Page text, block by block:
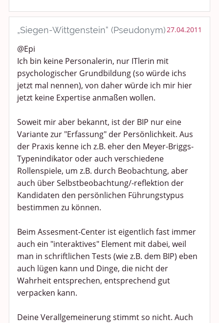
„Siegen-Wittgenstein“ (Pseudonym)27.04.2011
@Epi
Ich bin keine Personalerin, nur ITlerin mit
psychologischer Grundbildung (so würde ichs
jetzt mal nennen), von daher würde ich mir hier
jetzt keine Expertise anmaßen wollen.
Soweit mir aber bekannt, ist der BIP nur eine
Variante zur "Erfassung" der Persönlichkeit. Aus
der Praxis kenne ich z.B. eher den Meyer-Briggs-
Typenindikator oder auch verschiedene
Rollenspiele, um z.B. durch Beobachtung, aber
auch über Selbstbeobachtung/-reflektion der
Kandidaten den persönlichen Führungstypus
bestimmen zu können.
Beim Assesment-Center ist eigentlich fast immer
auch ein "interaktives" Element mit dabei, weil
man in schriftlichen Tests (wie z.B. dem BIP) eben
auch lügen kann und Dinge, die nicht der
Wahrheit entsprechen, entsprechend gut
verpacken kann.
Deine Verallgemeinerung stimmt so nicht. Auch